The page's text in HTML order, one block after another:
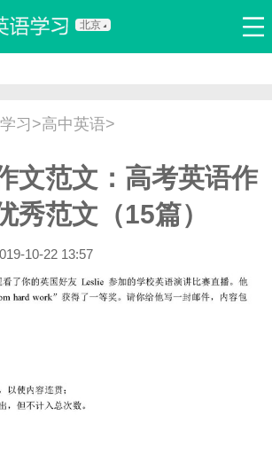
北京
职场英语 娱乐英语
习>高中英语>
文范文：高考英语作
秀范文（15篇）
10-22 13:57